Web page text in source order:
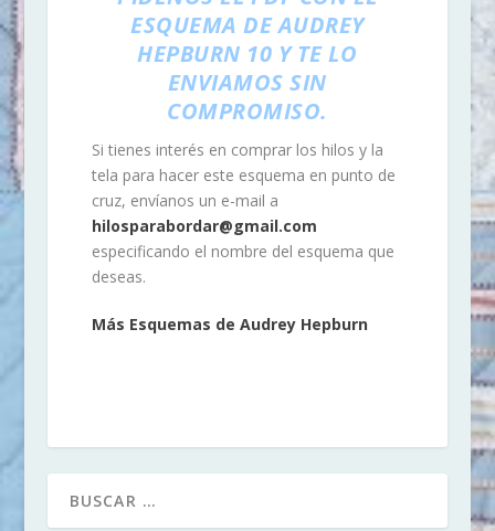
ESQUEMA DE AUDREY
HEPBURN 10 Y TE LO
ENVIAMOS SIN
COMPROMISO.
Si tienes interés en comprar los hilos y la
tela para hacer este esquema en punto de
cruz, envíanos un e-mail a
hilosparabordar@gmail.com
especificando el nombre del esquema que
deseas.
Más Esquemas de Audrey Hepburn